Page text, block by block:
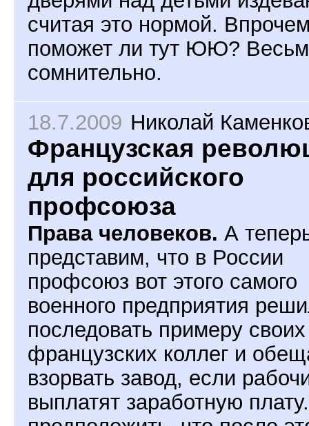
считая это нормой.
поможет ли тут ЮЮ?
сомнительно.
18.7.2009 Николай
Французская
для российского
профсоюза
Права человеков. А
представим, что в России
профсоюз вот этого самого
военного предприятия
последовать примеру своих
французских коллег и
взорвать завод, если
выплатят заработную